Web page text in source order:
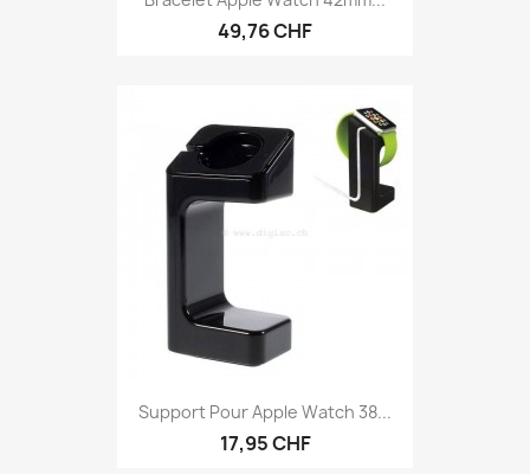
49,76 CHF
Support Pour Apple Watch 38...
17,95 CHF